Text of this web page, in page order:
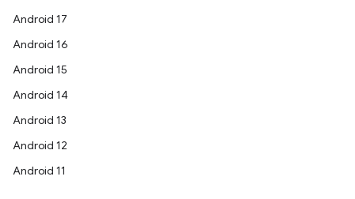
Android 17
Android 16
Android 15
Android 14
Android 13
Android 12
Android 11